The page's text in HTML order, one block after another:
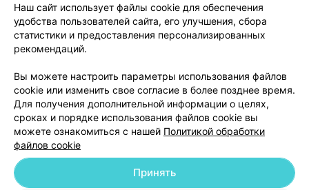
Вакансии
Партнеры
Написать руководителю 103.by
Обработка персональных данных
© 2026 ООО «Артокс Лаб», УНП 191700409 | 220012, Республика Беларусь,
Наш сайт использует файлы cookie для обеспечения
удобства пользователей сайта, его улучшения, сбора
статистики и предоставления персонализированных
рекомендаций.
Вы можете настроить параметры использования файлов
cookie или изменить свое согласие в более позднее время.
Для получения дополнительной информации о целях,
сроках и порядке использования файлов cookie вы
можете ознакомиться с нашей Политикой обработки
файлов cookie
Принять